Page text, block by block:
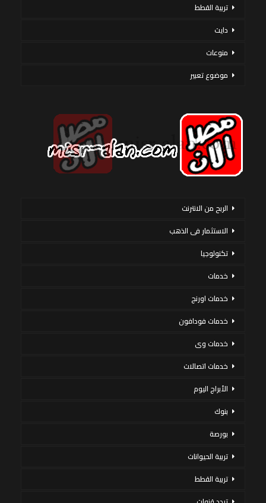
تربية القطط
دايت
منوعات
موضوع تعبير
الربح من الانترنت
الاستثمار فى الذهب
تكنولوجيا
خدمات
خدمات اورنج
خدمات فودافون
خدمات وى
خدمات اتصالات
الأبراج اليوم
بنوك
بورصة
تربية الحيوانات
تربية القطط